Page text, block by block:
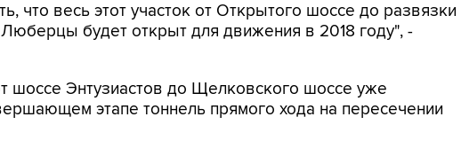
что весь этот участок от Открытого шоссе до развязки
будет открыт для движения в 2018 году", -
шоссе Энтузиастов до Щелковского шоссе уже
этапе тоннель прямого хода на пересечении